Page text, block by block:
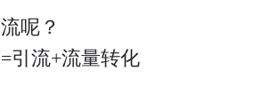
呢？
引流+流量转化